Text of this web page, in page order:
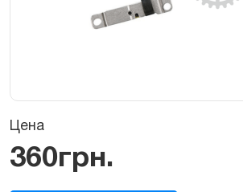
Цена
360грн.